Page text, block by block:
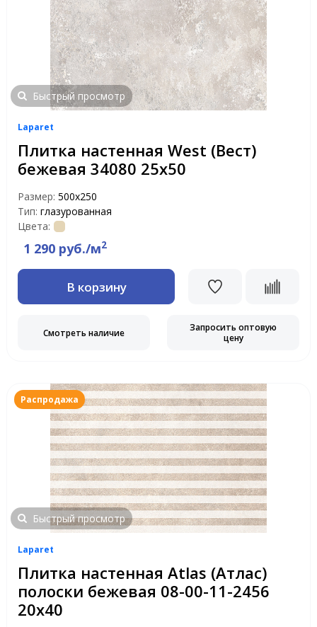
Быстрый просмотр
Laparet
Плитка настенная West (Вест)
бежевая 34080 25х50
Размер: 500х250
Тип: глазурованная
Цвета:
1 290 руб./м2
В корзину
Смотреть наличие
Запросить оптовую
цену
Распродажа
Быстрый просмотр
Laparet
Плитка настенная Atlas (Атлас)
полоски бежевая 08-00-11-2456
20х40